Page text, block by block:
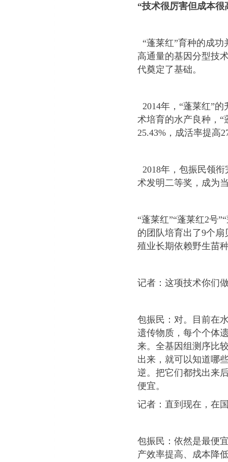
“技术很厉害但成本很
“蓬莱红”育种的成功
高通量的基因分型技
代奠定了基础。
2014年， “蓬莱红”的
术培育的水产良种， “
25.43% ，成活率提高
2018年，包振民领
术发明二等奖，成为
“蓬莱红”“蓬莱红2号”“
的团队培育出了9个扇
殖业长期依赖野生苗
记者：这项技术你们
包振民：对。目前在
遗传物质，每个个体
来。全基因组测序比
出来，就可以知道哪
逆。把它们都找出来
便宜。
记者：直到现在，在
包振民：依然是最便
产效率提高、成本降